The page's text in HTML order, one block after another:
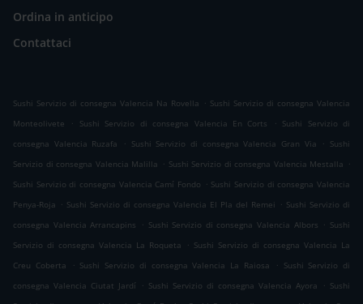
Ordina in anticipo
Contattaci
Sushi Servizio di consegna Valencia Na Rovella . Sushi Servizio di consegna Valencia
Monteolivete
. Sushi Servizio di consegna Valencia En Corts . Sushi Servizio di
consegna Valencia Ruzafa
. Sushi Servizio di consegna Valencia Gran Via . Sushi
Servizio di consegna Valencia Malilla . Sushi Servizio di consegna Valencia Mestalla .
Sushi Servizio di consegna Valencia Camí Fondo . Sushi Servizio di consegna Valencia
Penya-Roja . Sushi Servizio di consegna Valencia El Pla del Remei . Sushi Servizio di
consegna Valencia Arrancapins
. Sushi Servizio di consegna Valencia Albors . Sushi
Servizio di consegna Valencia La Roqueta
. Sushi Servizio di consegna Valencia La
Creu Coberta
. Sushi Servizio di consegna Valencia La Raiosa . Sushi Servizio di
consegna Valencia Ciutat Jardí
. Sushi Servizio di consegna Valencia Ayora . Sushi